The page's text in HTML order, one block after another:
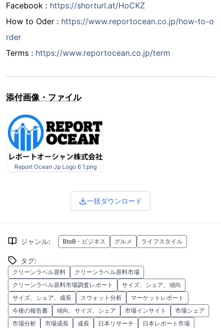
Facebook : https://shorturl.at/HoCKZ
How to Oder : https://www.reportocean.co.jp/how-to-o
rder
Terms : https://www.reportocean.co.jp/term
添付画像・ファイル
Report Ocean Jp Logo 6 1.png
一括ダウンロード
ジャンル: BtoB・ビジネス グルメ ライフスタイル
タグ:
クリーンラベル原料
クリーンラベル原料市場
クリーンラベル原料市場調査レポート
サイズ、シェア、傾向
サイズ、シェア、成長
スウォット分析
マーケットレポート
今後の報告書
傾向、サイズ、シェア 市場インサイト
市場シェア
市場分析
市場成長 成長 日本リサーチ
日本レポート市場